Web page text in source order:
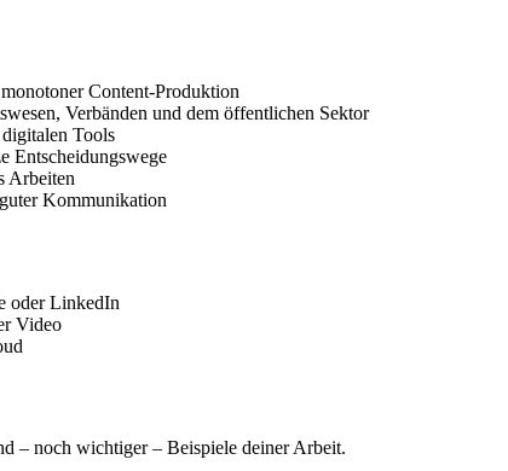
Content-Produktion
Verbänden und dem öffentlichen Sektor
Tools
Entscheidungswege
Arbeiten
Kommunikation
oder LinkedIn
Video
– noch wichtiger – Beispiele deiner Arbeit.